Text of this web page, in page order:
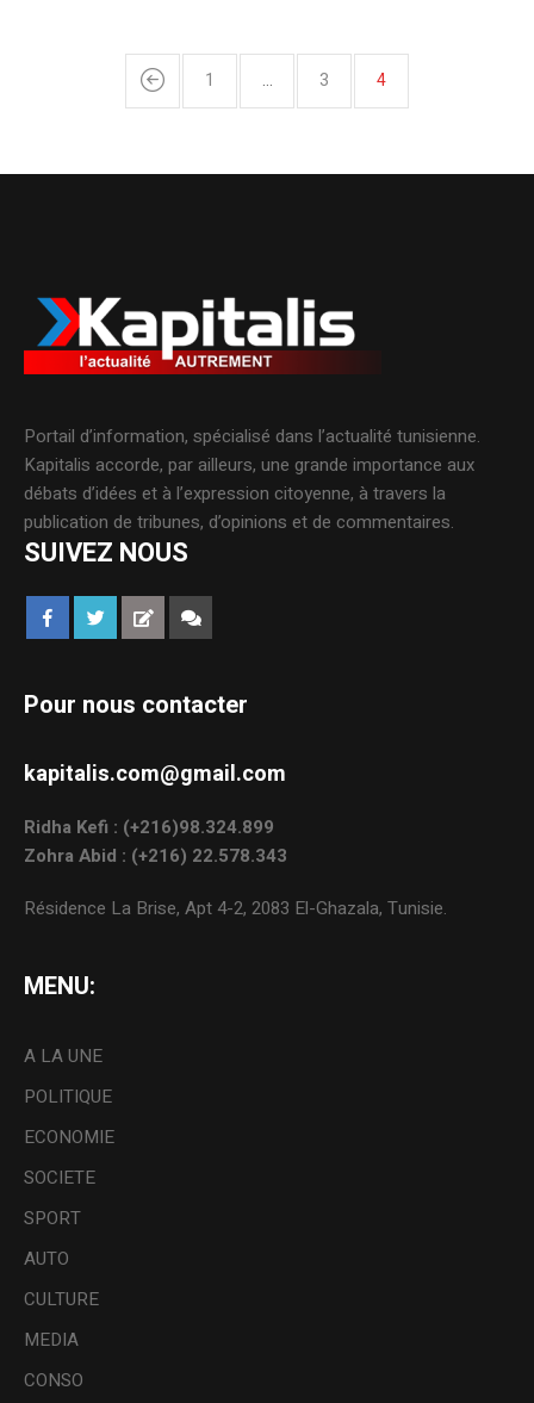
1 … 3 4
Portail d’information, spécialisé dans l’actualité tunisienne.
Kapitalis accorde, par ailleurs, une grande importance aux
débats d’idées et à l’expression citoyenne, à travers la
publication de tribunes, d’opinions et de commentaires.
SUIVEZ NOUS
Pour nous contacter
kapitalis.com@gmail.com
Ridha Kefi : (+216)98.324.899
Zohra Abid : (+216) 22.578.343
Résidence La Brise, Apt 4-2, 2083 El-Ghazala, Tunisie.
MENU:
A LA UNE
POLITIQUE
ECONOMIE
SOCIETE
SPORT
AUTO
CULTURE
MEDIA
CONSO